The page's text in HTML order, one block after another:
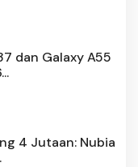
dan Galaxy A55
4 Jutaan: Nubia